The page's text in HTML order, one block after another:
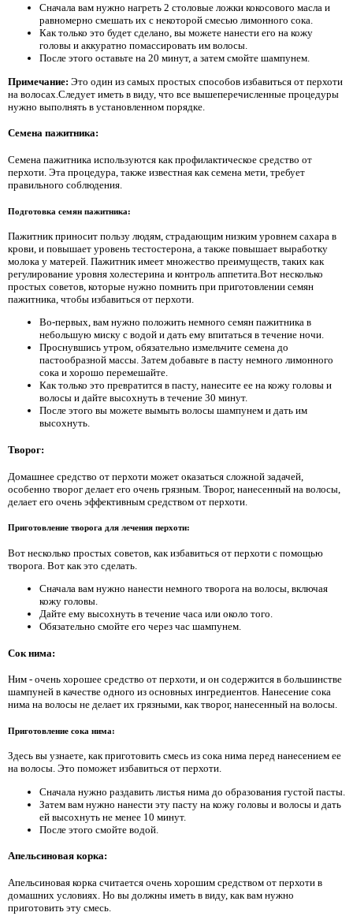
Сначала вам нужно нагреть 2 столовые ложки кокосового масла и
равномерно смешать их с некоторой смесью лимонного сока.
Как только это будет сделано, вы можете нанести его на кожу
головы и аккуратно помассировать им волосы.
После этого оставьте на 20 минут, а затем смойте шампунем.
Примечание: Это один из самых простых способов избавиться от перхоти
на волосах.Следует иметь в виду, что все вышеперечисленные процедуры
нужно выполнять в установленном порядке.
Семена пажитника:
Семена пажитника используются как профилактическое средство от
перхоти. Эта процедура, также известная как семена мети, требует
правильного соблюдения.
Подготовка семян пажитника:
Пажитник приносит пользу людям, страдающим низким уровнем сахара в
крови, и повышает уровень тестостерона, а также повышает выработку
молока у матерей. Пажитник имеет множество преимуществ, таких как
регулирование уровня холестерина и контроль аппетита.Вот несколько
простых советов, которые нужно помнить при приготовлении семян
пажитника, чтобы избавиться от перхоти.
Во-первых, вам нужно положить немного семян пажитника в
небольшую миску с водой и дать ему впитаться в течение ночи.
Проснувшись утром, обязательно измельчите семена до
пастообразной массы. Затем добавьте в пасту немного лимонного
сока и хорошо перемешайте.
Как только это превратится в пасту, нанесите ее на кожу головы и
волосы и дайте высохнуть в течение 30 минут.
После этого вы можете вымыть волосы шампунем и дать им
высохнуть.
Творог:
Домашнее средство от перхоти может оказаться сложной задачей,
особенно творог делает его очень грязным. Творог, нанесенный на волосы,
делает его очень эффективным средством от перхоти.
Приготовление творога для лечения перхоти:
Вот несколько простых советов, как избавиться от перхоти с помощью
творога. Вот как это сделать.
Сначала вам нужно нанести немного творога на волосы, включая
кожу головы.
Дайте ему высохнуть в течение часа или около того.
Обязательно смойте его через час шампунем.
Сок нима:
Ним - очень хорошее средство от перхоти, и он содержится в большинстве
шампуней в качестве одного из основных ингредиентов. Нанесение сока
нима на волосы не делает их грязными, как творог, нанесенный на волосы.
Приготовление сока нима:
Здесь вы узнаете, как приготовить смесь из сока нима перед нанесением ее
на волосы. Это поможет избавиться от перхоти.
Сначала нужно раздавить листья нима до образования густой пасты.
Затем вам нужно нанести эту пасту на кожу головы и волосы и дать
ей высохнуть не менее 10 минут.
После этого смойте водой.
Апельсиновая корка:
Апельсиновая корка считается очень хорошим средством от перхоти в
домашних условиях. Но вы должны иметь в виду, как вам нужно
приготовить эту смесь.